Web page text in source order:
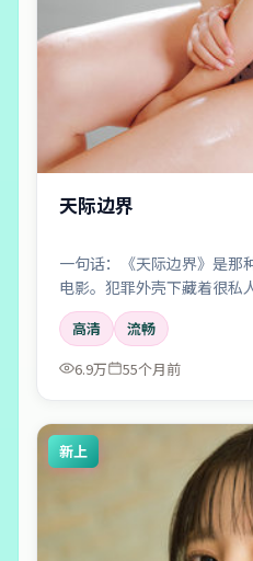
天际边界
一句话：《天际边界》是那
电影。犯罪外壳下藏着很私
戏尤其要命。
高清
流畅
6.9万
55个月前
新上